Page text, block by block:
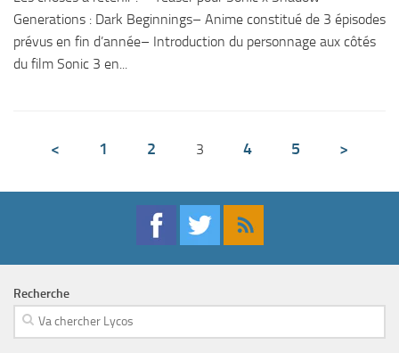
Generations : Dark Beginnings– Anime constitué de 3 épisodes
prévus en fin d’année– Introduction du personnage aux côtés
du film Sonic 3 en...
< 1 2 3 4 5 >
Recherche